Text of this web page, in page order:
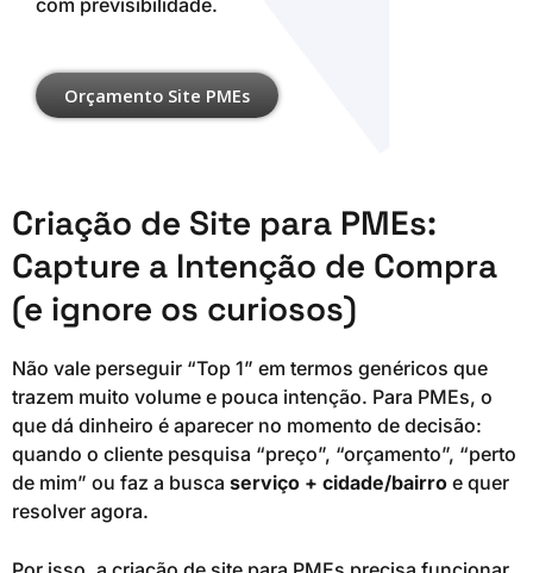
Orçamento Site PMEs
Criação de Site para PMEs:
Capture a Intenção de Compra
(e ignore os curiosos)
Não vale perseguir “Top 1” em termos genéricos que
trazem muito volume e pouca intenção. Para PMEs, o
que dá dinheiro é aparecer no momento de decisão:
quando o cliente pesquisa “preço”, “orçamento”, “perto
de mim” ou faz a busca serviço + cidade/bairro e quer
resolver agora.